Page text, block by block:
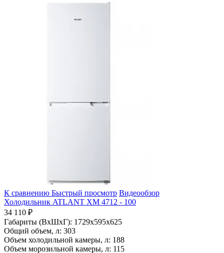
К сравнению Быстрый просмотр Видеообзор
Холодильник ATLANT ХМ 4712 - 100
34 110 ₽
Габариты (ВхШхГ): 1729x595x625
Общий объем, л: 303
Объем холодильной камеры, л: 188
Объем морозильной камеры, л: 115